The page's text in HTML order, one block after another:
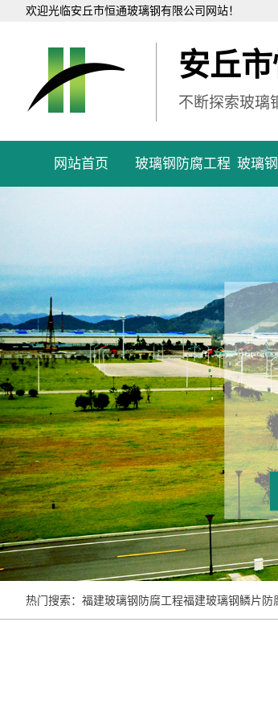
欢迎光临安丘市恒通玻璃钢有限公司网站！
安丘
不断探索玻璃
网站首页 玻璃钢防腐工程 玻璃
热门搜索： 福建玻璃钢防腐工程福建玻璃钢鳞片防